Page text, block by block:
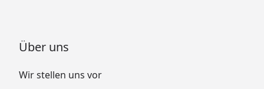
Über uns
Wir stellen uns vor